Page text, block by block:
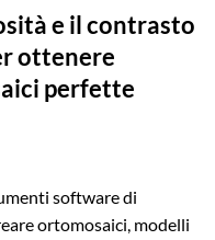
e il contrasto
ottenere
perfette
software di
ortomosaici, modelli